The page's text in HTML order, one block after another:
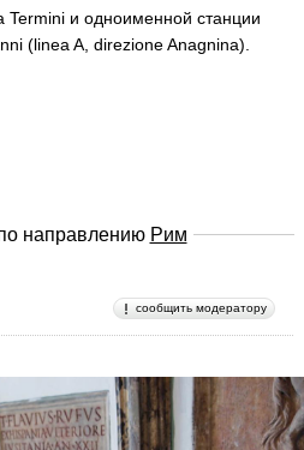
Termini и одноименной станции
(linea A, direzione Anagnina).
направлению Рим
сообщить модератору